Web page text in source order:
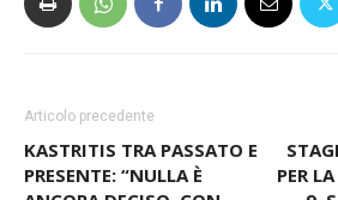
Articolo precedente
KASTRITIS TRA PASSATO E
PRESENTE: “NULLA È
PER